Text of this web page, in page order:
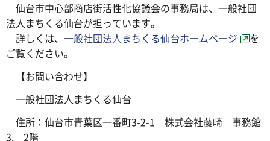
仙台市中心部商店街活性化協議会の事務局は、一般社団
法人まちくる仙台が担っています。
詳しくは、 一般社団法人まちくる仙台ホームページ
を
ご覧ください。
【お問い合わせ】
一般社団法人まちくる仙台
住所：仙台市青葉区一番町3-2-1 株式会社藤崎 事務館
3. 2階